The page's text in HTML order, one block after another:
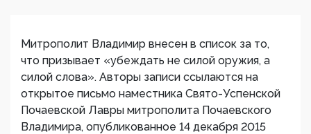
Митрополит Владимир внесен в список за то,
что призывает «убеждать не силой оружия, а
силой слова». Авторы записи ссылаются на
открытое письмо наместника Свято-Успенской
Почаевской Лавры митрополита Почаевского
Владимира, опубликованное 14 декабря 2015